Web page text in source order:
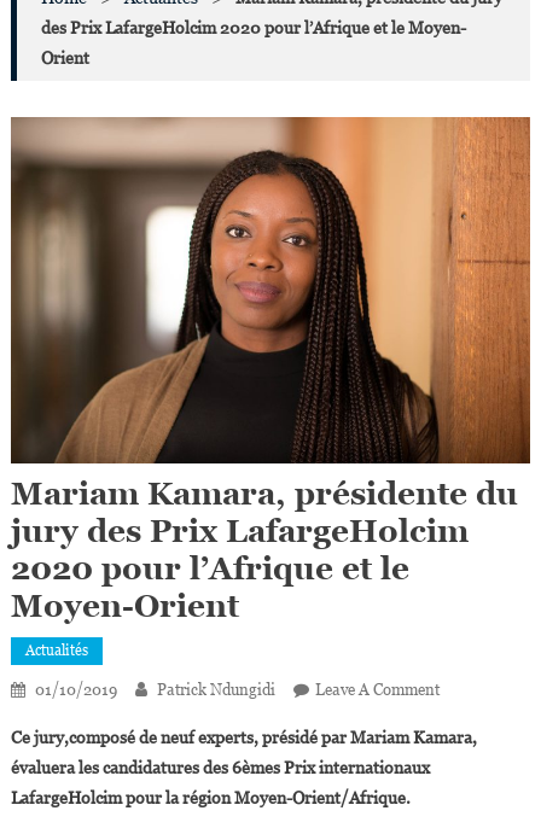
des Prix LafargeHolcim 2020 pour l’Afrique et le Moyen-
Orient
Mariam Kamara, présidente du
jury des Prix LafargeHolcim
2020 pour l’Afrique et le
Moyen-Orient
Actualités
01/10/2019 Patrick Ndungidi Leave A CommentOn
Kamara,
Ce jury,composé de neuf experts, présidé par Mariam Kamara,
évaluera les candidatures des 6èmes Prix internationaux
LafargeHolcim pour la région Moyen-Orient/Afrique.